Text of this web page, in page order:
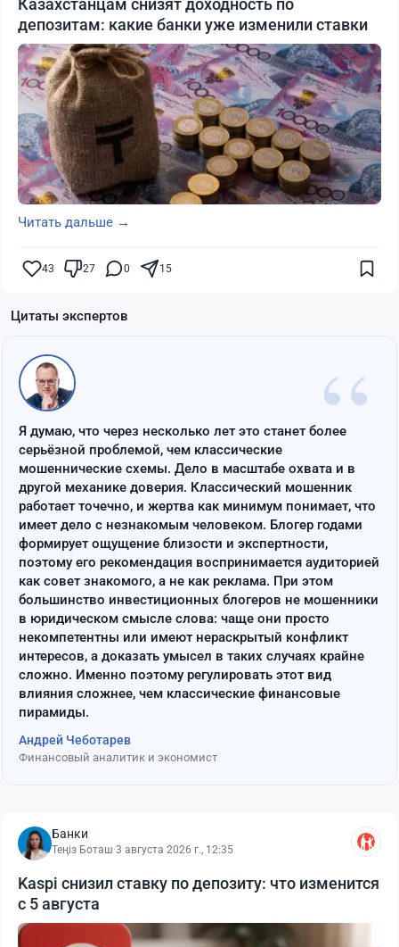
депозитам: какие банки уже изменили ставки
Читать дальше →
43 27 0 15
Цитаты экспертов
“
Я думаю, что через несколько лет это станет более
серьёзной проблемой, чем классические
мошеннические схемы. Дело в масштабе охвата и в
другой механике доверия. Классический мошенник
работает точечно, и жертва как минимум понимает, что
имеет дело с незнакомым человеком. Блогер годами
формирует ощущение близости и экспертности,
поэтому его рекомендация воспринимается аудиторией
как совет знакомого, а не как реклама. При этом
большинство инвестиционных блогеров не мошенники
в юридическом смысле слова: чаще они просто
некомпетентны или имеют нераскрытый конфликт
интересов, а доказать умысел в таких случаях крайне
сложно. Именно поэтому регулировать этот вид
влияния сложнее, чем классические финансовые
пирамиды.
Андрей Чеботарев
Финансовый аналитик и экономист
Банки
Теңіз Боташ·3 августа 2026 г., 12:35
Kaspi снизил ставку по депозиту: что изменится
с 5 августа